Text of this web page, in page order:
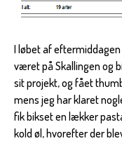
I løbet af
været på Skallingen og
sit projekt, og fået
mens jeg har klaret
fik bikset en lækker
kold øl, hvorefter der